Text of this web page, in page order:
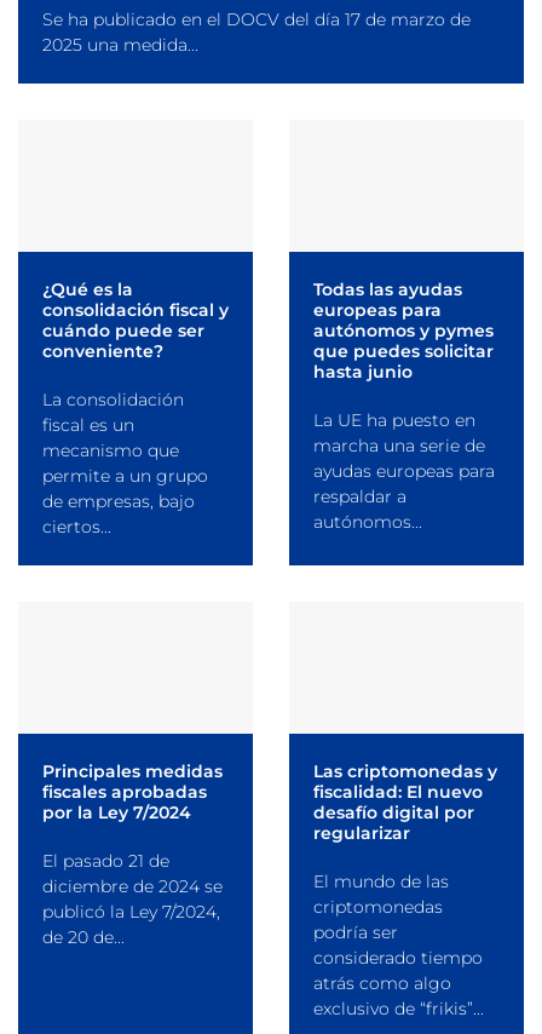
Se ha publicado en el DOCV del día 17 de marzo de
2025 una medida...
¿Qué es la
consolidación fiscal y
cuándo puede ser
conveniente?
La consolidación
fiscal es un
mecanismo que
permite a un grupo
de empresas, bajo
ciertos...
Todas las ayudas
europeas para
autónomos y pymes
que puedes solicitar
hasta junio
La UE ha puesto en
marcha una serie de
ayudas europeas para
respaldar a
autónomos...
Principales medidas
fiscales aprobadas
por la Ley 7/2024
El pasado 21 de
diciembre de 2024 se
publicó la Ley 7/2024,
de 20 de...
Las criptomonedas y
fiscalidad: El nuevo
desafío digital por
regularizar
El mundo de las
criptomonedas
podría ser
considerado tiempo
atrás como algo
exclusivo de “frikis”...